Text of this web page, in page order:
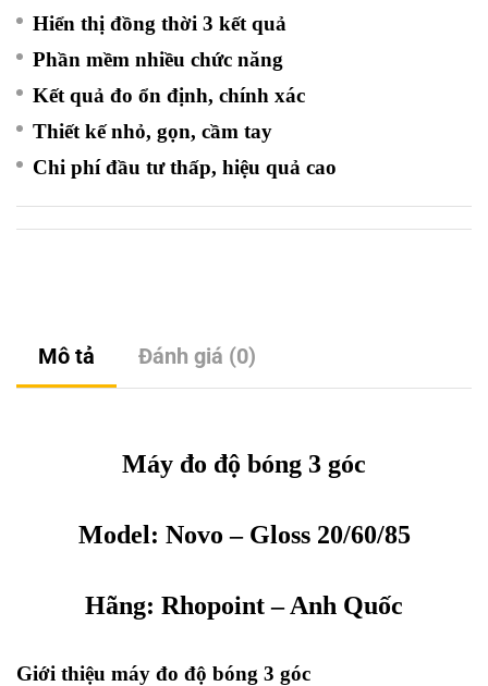
Hiển thị đồng thời 3 kết quả
Phần mềm nhiều chức năng
Kết quả đo ổn định, chính xác
Thiết kế nhỏ, gọn, cầm tay
Chi phí đầu tư thấp, hiệu quả cao
Mô tả Đánh giá (0)
Máy đo độ bóng 3 góc
Model: Novo – Gloss 20/60/85
Hãng: Rhopoint– Anh Quốc
Giới thiệu máy đo độ bóng 3 góc